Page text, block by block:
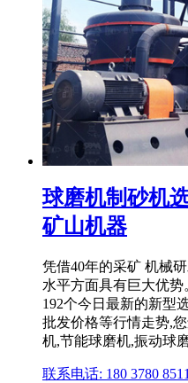
球磨机制砂机
矿山机器
凭借40年的采矿 机械
水平方面具有巨大优势
192个今日最新的新型
批发价格等行情走势,
机,节能球磨机,振动球
联系电话: 180 3780 8511